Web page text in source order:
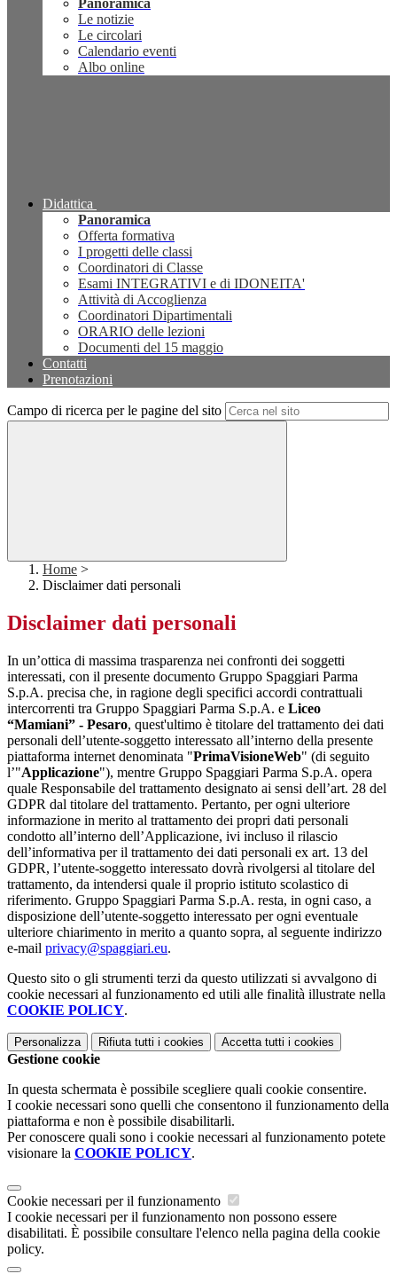
Panoramica
Le notizie
Le circolari
Calendario eventi
Albo online
Didattica
Panoramica
Offerta formativa
I progetti delle classi
Coordinatori di Classe
Esami INTEGRATIVI e di IDONEITA'
Attività di Accoglienza
Coordinatori Dipartimentali
ORARIO delle lezioni
Documenti del 15 maggio
Contatti
Prenotazioni
Campo di ricerca per le pagine del sito
Home >
Disclaimer dati personali
Disclaimer dati personali
In un’ottica di massima trasparenza nei confronti dei soggetti
interessati, con il presente documento Gruppo Spaggiari Parma
S.p.A. precisa che, in ragione degli specifici accordi contrattuali
intercorrenti tra Gruppo Spaggiari Parma S.p.A. e Liceo
“Mamiani” - Pesaro, quest'ultimo è titolare del trattamento dei dati
personali dell’utente-soggetto interessato all’interno della presente
piattaforma internet denominata "PrimaVisioneWeb" (di seguito
l’"Applicazione"), mentre Gruppo Spaggiari Parma S.p.A. opera
quale Responsabile del trattamento designato ai sensi dell’art. 28 del
GDPR dal titolare del trattamento. Pertanto, per ogni ulteriore
informazione in merito al trattamento dei propri dati personali
condotto all’interno dell’Applicazione, ivi incluso il rilascio
dell’informativa per il trattamento dei dati personali ex art. 13 del
GDPR, l’utente-soggetto interessato dovrà rivolgersi al titolare del
trattamento, da intendersi quale il proprio istituto scolastico di
riferimento. Gruppo Spaggiari Parma S.p.A. resta, in ogni caso, a
disposizione dell’utente-soggetto interessato per ogni eventuale
ulteriore chiarimento in merito a quanto sopra, al seguente indirizzo
e-mail privacy@spaggiari.eu.
Questo sito o gli strumenti terzi da questo utilizzati si avvalgono di
cookie necessari al funzionamento ed utili alle finalità illustrate nella
COOKIE POLICY.
Personalizza Rifiuta tutti i cookies Accetta tutti i cookies
Gestione cookie
In questa schermata è possibile scegliere quali cookie consentire.
I cookie necessari sono quelli che consentono il funzionamento della
piattaforma e non è possibile disabilitarli.
Per conoscere quali sono i cookie necessari al funzionamento potete
visionare la COOKIE POLICY.
Cookie necessari per il funzionamento
I cookie necessari per il funzionamento non possono essere
disabilitati. È possibile consultare l'elenco nella pagina della cookie
policy.